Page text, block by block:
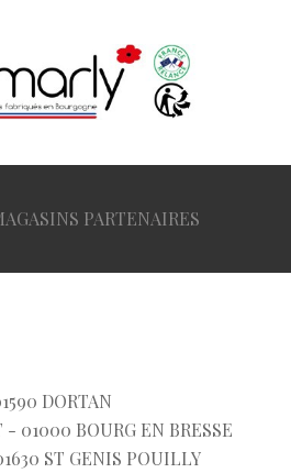
PARTENAIRES
DORTAN
- 01000 BOURG EN BRESSE
ST GENIS POUILLY